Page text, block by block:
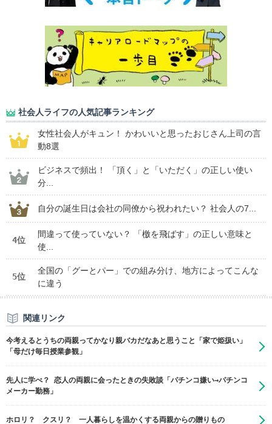
社会人ライフの人気記事ランキング
女性社会人がキュン！ かわいいと思ったおじさん上司の言
動8選
ビジネスで頻出！ 「頂く」と「いただく」の正しい使い
分...
自分の誕生日は会社の同僚から祝われたい？ 社会人の7...
4位
間違って使っていない？ 「檄を飛ばす」の正しい意味と
使...
5位
全国の「グーとパー」での組み分け、地方によってこんな
に違う
関連リンク
今考えるとうちの両親ってかなり親バカだなあと思うこと「家で姫扱い」
「母だけ毎日授業参観」
先人に学べ？ 恋人の両親に会ったときの失敗談「パチンコ嫌い→パチンコ
メーカー勤務」
ホロリ？ クスリ？ 一人暮らしを温かくする両親からの贈りもの